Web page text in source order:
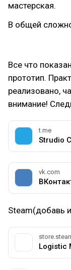
мастерская.
В общей
Все что
прототип.
реализовано,
внимание!
t.me
Strudio
vk.com
Steam(добавь
Logistic